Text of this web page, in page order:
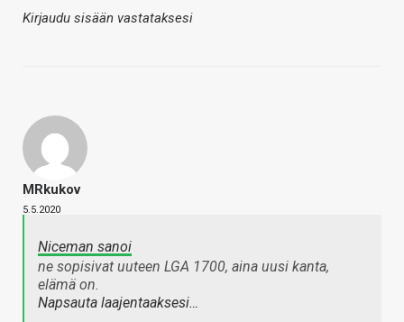
Kirjaudu sisään vastataksesi
MRkukov
5.5.2020
Niceman sanoi
ne sopisivat uuteen LGA 1700, aina uusi kanta,
elämä on.
Napsauta laajentaaksesi…